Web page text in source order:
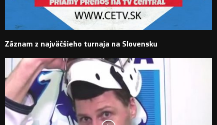
Záznam z najväčšieho turnaja na Slovensku